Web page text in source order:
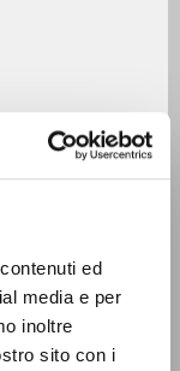
ed
media e per
inoltre
sito con i
AVANZADA »